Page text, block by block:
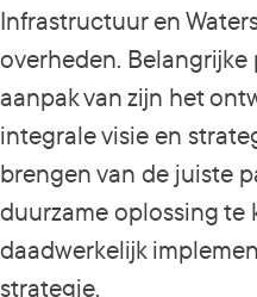
Infrastructuur en
overheden. Belangrijke
aanpak van zijn het
integrale visie en
brengen van de juiste
duurzame oplossing te
daadwerkelijk
strategie.